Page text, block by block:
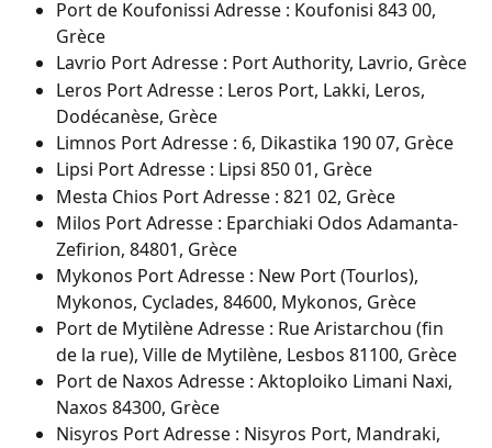
Port de Koufonissi Adresse : Koufonisi 843 00,
Grèce
Lavrio Port Adresse : Port Authority, Lavrio, Grèce
Leros Port Adresse : Leros Port, Lakki, Leros,
Dodécanèse, Grèce
Limnos Port Adresse : 6, Dikastika 190 07, Grèce
Lipsi Port Adresse : Lipsi 850 01, Grèce
Mesta Chios Port Adresse : 821 02, Grèce
Milos Port Adresse : Eparchiaki Odos Adamanta-
Zefirion, 84801, Grèce
Mykonos Port Adresse : New Port (Tourlos),
Mykonos, Cyclades, 84600, Mykonos, Grèce
Port de Mytilène Adresse : Rue Aristarchou (fin
de la rue), Ville de Mytilène, Lesbos 81100, Grèce
Port de Naxos Adresse : Aktoploiko Limani Naxi,
Naxos 84300, Grèce
Nisyros Port Adresse : Nisyros Port, Mandraki,